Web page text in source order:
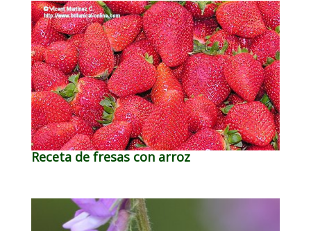
Receta de fresas con arroz